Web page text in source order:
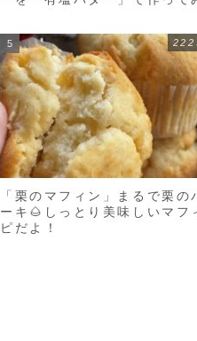
「栗のマフィン」まるで栗の
ーキ🌰しっとり美味しいマフ
ピだよ！